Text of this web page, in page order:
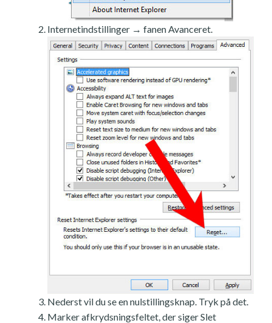
Internetindstillinger → fanen Avanceret.
Nederst vil du se en nulstillingsknap. Tryk på det.
Marker afkrydsningsfeltet, der siger Slet